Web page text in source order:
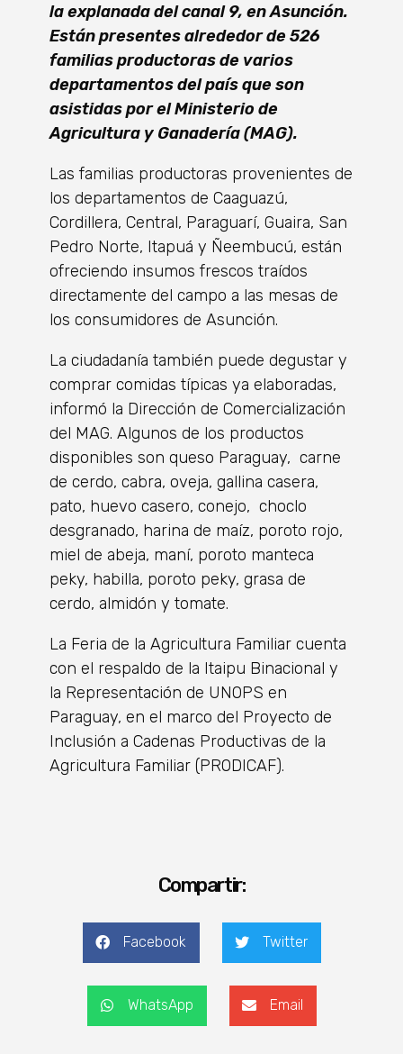
la explanada del canal 9, en Asunción.
Están presentes alrededor de 526
familias productoras de varios
departamentos del país que son
asistidas por el Ministerio de
Agricultura y Ganadería (MAG).
Las familias productoras provenientes de
los departamentos de Caaguazú,
Cordillera, Central, Paraguarí, Guaira, San
Pedro Norte, Itapuá y Ñeembucú, están
ofreciendo insumos frescos traídos
directamente del campo a las mesas de
los consumidores de Asunción.
La ciudadanía también puede degustar y
comprar comidas típicas ya elaboradas,
informó la Dirección de Comercialización
del MAG. Algunos de los productos
disponibles son queso Paraguay, carne
de cerdo, cabra, oveja, gallina casera,
pato, huevo casero, conejo, choclo
desgranado, harina de maíz, poroto rojo,
miel de abeja, maní, poroto manteca
peky, habilla, poroto peky, grasa de
cerdo, almidón y tomate.
La Feria de la Agricultura Familiar cuenta
con el respaldo de la Itaipu Binacional y
la Representación de UNOPS en
Paraguay, en el marco del Proyecto de
Inclusión a Cadenas Productivas de la
Agricultura Familiar (PRODICAF).
Compartir:
Facebook Twitter
WhatsApp Email